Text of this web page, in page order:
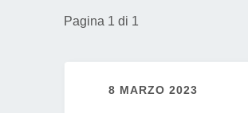
Pagina 1 di 1
8 MARZO 2023